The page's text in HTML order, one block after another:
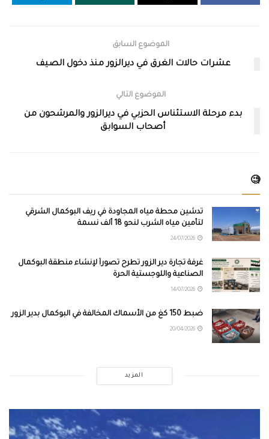
الموضوع السابق
عشرات حالات الغرق في ديرالزور منذ دخول الصيف
الموضوع التالي
بدء مرحلة الاستئناس الحزبي في ديرالزور والمرشحون من
أصحاب السوابق
🧐
تدشين محطة مياه المجاودة في ريف البوكمال الشرقي
لتأمين مياه الشرب لنحو 18 ألف نسمة
غرفة تجارة دير الزور تطرح تصوراً لإنشاء منطقة البوكمال
الصناعية واللوجستية الحرة
ضبط 150 كغ من الأسماك المخالفة في البوكمال بدير الزور
المزيد